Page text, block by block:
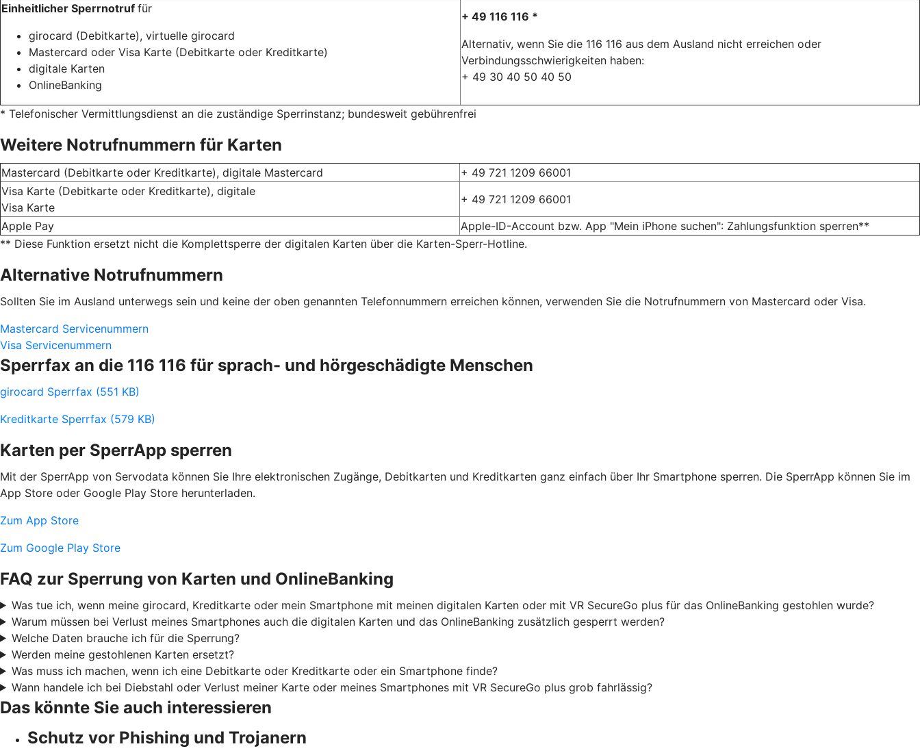
Einheitlicher Sperrnotruf für
girocard (Debitkarte), virtuelle girocard
Mastercard oder Visa Karte (Debitkarte oder Kreditkarte)
digitale Karten
OnlineBanking
+ 49 116 116 *
Alternativ, wenn Sie die 116 116 aus dem Ausland nicht erreichen oder
Verbindungsschwierigkeiten haben:
+ 49 30 40 50 40 50
* Telefonischer Vermittlungsdienst an die zuständige Sperrinstanz; bundesweit gebührenfrei
Weitere Notrufnummern für Karten
Mastercard (Debitkarte oder Kreditkarte), digitale Mastercard
+ 49 721 1209 66001
Visa Karte (Debitkarte oder Kreditkarte), digitale
Visa Karte
+ 49 721 1209 66001
Apple Pay
Apple-ID-Account bzw. App "Mein iPhone suchen": Zahlungsfunktion sperren**
** Diese Funktion ersetzt nicht die Komplettsperre der digitalen Karten über die Karten-Sperr-Hotline.
Alternative Notrufnummern
Sollten Sie im Ausland unterwegs sein und keine der oben genannten Telefonnummern erreichen können, verwenden Sie die Notrufnummern von Mastercard oder Visa.
Mastercard Servicenummern
Visa Servicenummern
Sperrfax an die 116 116 für sprach- und hörgeschädigte Menschen
girocard Sperrfax (551 KB)
Kreditkarte Sperrfax (579 KB)
Karten per SperrApp sperren
Mit der SperrApp von Servodata können Sie Ihre elektronischen Zugänge, Debitkarten und Kreditkarten ganz einfach über Ihr Smartphone sperren. Die SperrApp können Sie im
App Store oder Google Play Store herunterladen.
Zum App Store
Zum Google Play Store
FAQ zur Sperrung von Karten und OnlineBanking
Was tue ich, wenn meine girocard, Kreditkarte oder mein Smartphone mit meinen digitalen Karten oder mit VR SecureGo plus für das OnlineBanking gestohlen wurde?
Warum müssen bei Verlust meines Smartphones auch die digitalen Karten und das OnlineBanking zusätzlich gesperrt werden?
Welche Daten brauche ich für die Sperrung?
Werden meine gestohlenen Karten ersetzt?
Was muss ich machen, wenn ich eine Debitkarte oder Kreditkarte oder ein Smartphone finde?
Wann handele ich bei Diebstahl oder Verlust meiner Karte oder meines Smartphones mit VR SecureGo plus grob fahrlässig?
Das könnte Sie auch interessieren
Schutz vor Phishing und Trojanern